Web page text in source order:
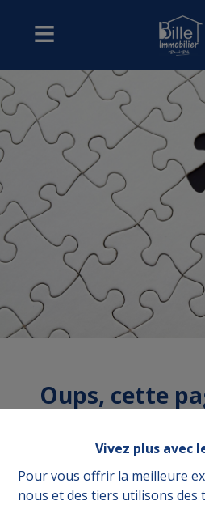
Vivez plus avec
Pour vous offrir la meilleure
nous et des tiers utilisons des
Oups, cette